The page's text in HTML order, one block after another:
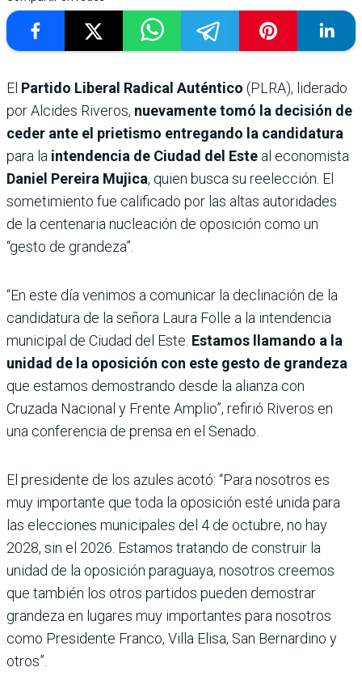
El Partido Liberal Radical Auténtico (PLRA), liderado
por Alcides Riveros, nuevamente tomó la decisión de
ceder ante el prietismo entregando la candidatura
para la intendencia de Ciudad del Este al economista
Daniel Pereira Mujica, quien busca su reelección. El
sometimiento fue calificado por las altas autoridades
de la centenaria nucleación de oposición como un
“gesto de grandeza”.
“En este día venimos a comunicar la declinación de la
candidatura de la señora Laura Folle a la intendencia
municipal de Ciudad del Este. Estamos llamando a la
unidad de la oposición con este gesto de grandeza
que estamos demostrando desde la alianza con
Cruzada Nacional y Frente Amplio”, refirió Riveros en
una conferencia de prensa en el Senado.
El presidente de los azules acotó: “Para nosotros es
muy importante que toda la oposición esté unida para
las elecciones municipales del 4 de octubre, no hay
2028, sin el 2026. Estamos tratando de construir la
unidad de la oposición paraguaya, nosotros creemos
que también los otros partidos pueden demostrar
grandeza en lugares muy importantes para nosotros
como Presidente Franco, Villa Elisa, San Bernardino y
otros”.